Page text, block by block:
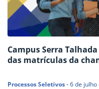
Campus Serra
das matrículas da
Processos Seletivos-6 de julho